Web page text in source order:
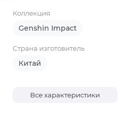
Коллекция
Genshin Impact
Страна изготовитель
Китай
Все характеристики